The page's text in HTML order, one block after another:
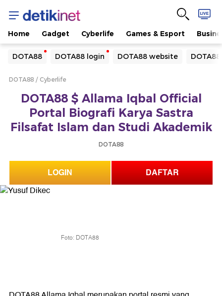
Home Gadget Cyberlife Games & Esport
DOTA88 DOTA88 login DOTA88 website
Yang sedang ramai dicari
Loading...
Loading...
DOTA88 Cyberlife
DOTA88 $ Allama Iqbal Official
Portal Biografi Karya Sastra
Filsafat Islam dan Studi Akademik
DOTA88
LOGIN DAFTAR
Foto: DOTA88